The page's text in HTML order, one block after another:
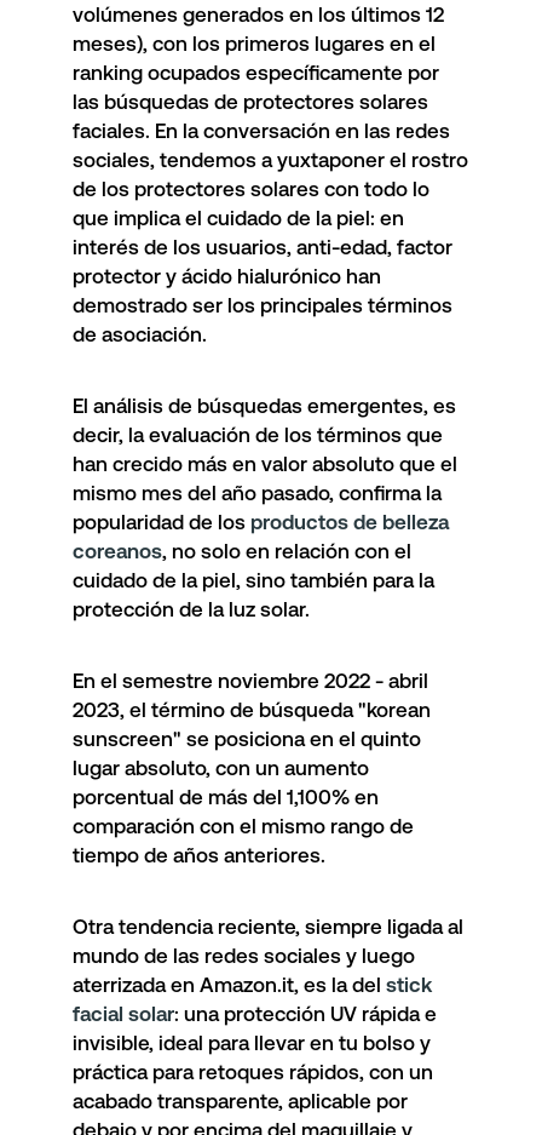
volúmenes generados en los últimos 12
meses), con los primeros lugares en el
ranking ocupados específicamente por
las búsquedas de protectores solares
faciales. En la conversación en las redes
sociales, tendemos a yuxtaponer el rostro
de los protectores solares con todo lo
que implica el cuidado de la piel: en
interés de los usuarios, anti-edad, factor
protector y ácido hialurónico han
demostrado ser los principales términos
de asociación.
El análisis de búsquedas emergentes, es
decir, la evaluación de los términos que
han crecido más en valor absoluto que el
mismo mes del año pasado, confirma la
popularidad de los productos de belleza
coreanos, no solo en relación con el
cuidado de la piel, sino también para la
protección de la luz solar.
En el semestre noviembre 2022 - abril
2023, el término de búsqueda"korean
sunscreen" se posiciona en el quinto
lugar absoluto, con un aumento
porcentual de más del 1,100% en
comparación con el mismo rango de
tiempo de años anteriores.
Otra tendencia reciente, siempre ligada al
mundo de las redes sociales y luego
aterrizada en Amazon.it, es la del stick
facial solar: una protección UV rápida e
invisible, ideal para llevar en tu bolso y
práctica para retoques rápidos, con un
acabado transparente, aplicable por
debajo y por encima del maquillaje y